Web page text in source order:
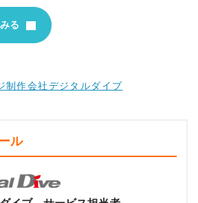
る
制作会社デジタルダイブ
ル